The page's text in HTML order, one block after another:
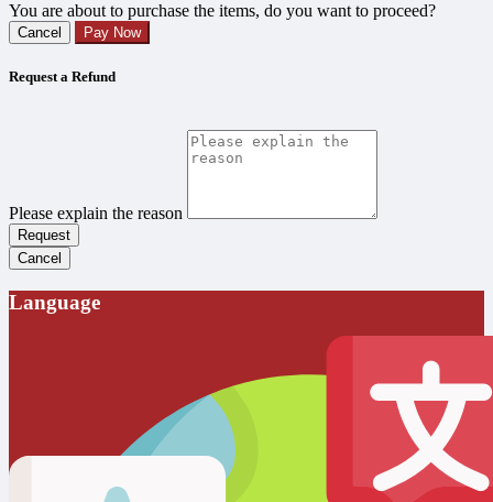
You are about to purchase the items, do you want to proceed?
Cancel Pay Now
Request a Refund
Please explain the reason
Request
Cancel
Language